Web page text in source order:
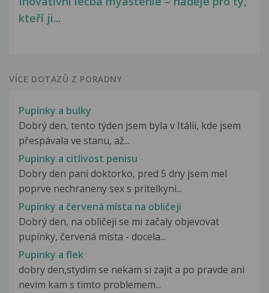
kteří ji...
VÍCE DOTAZŮ Z PORADNY
Pupínky a bulky
Dobrý den, tento týden jsem byla v Itálii, kde jsem
přespávala ve stanu, až...
Pupinky a citlivost penisu
Dobry den pani doktorko, pred 5 dny jsem mel
poprve nechraneny sex s pritelkyni...
Pupínky a červená místa na obličeji
Dobrý den, na obličeji se mi začaly objevovat
pupínky, červená místa - docela...
Pupinky a flek
dobry den,stydim se nekam si zajit a po pravde ani
nevim kam s timto problemem...